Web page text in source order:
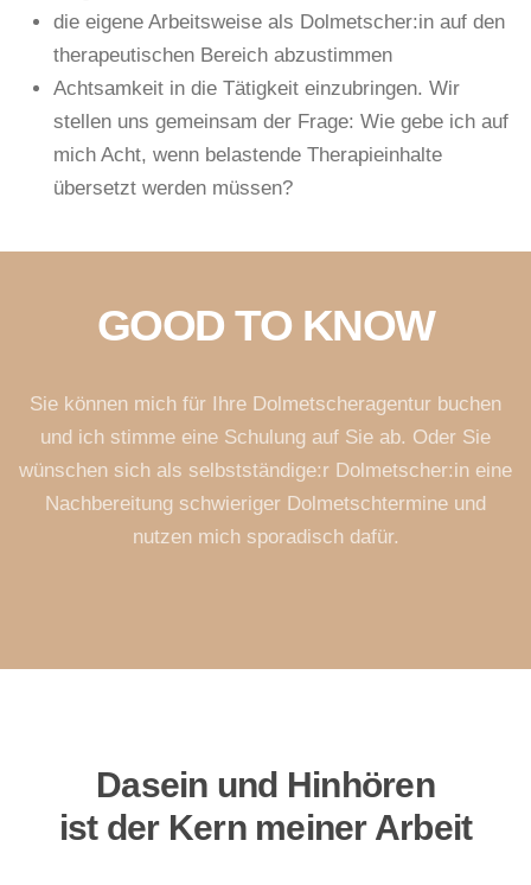
die eigene Arbeitsweise als Dolmetscher:in auf den
therapeutischen Bereich abzustimmen
Achtsamkeit in die Tätigkeit einzubringen. Wir
stellen uns gemeinsam der Frage: Wie gebe ich auf
mich Acht, wenn belastende Therapieinhalte
übersetzt werden müssen?
GOOD TO KNOW
Sie können mich für Ihre Dolmetscheragentur buchen
und ich stimme eine Schulung auf Sie ab. Oder Sie
wünschen sich als selbstständige:r Dolmetscher:in eine
Nachbereitung schwieriger Dolmetschtermine und
nutzen mich sporadisch dafür.
Dasein und Hinhören
ist der Kern meiner Arbeit